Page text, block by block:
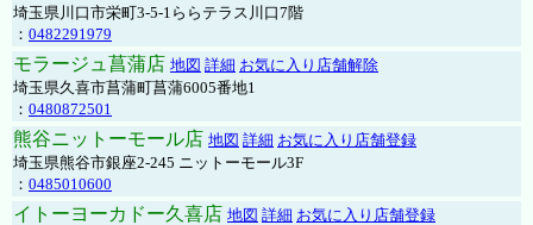
埼玉県川口市栄町3-5-1ららテラス川口7階
： 0482291979
モラージュ菖蒲店 地図 詳細 お気に入り店舗解除
埼玉県久喜市菖蒲町菖蒲6005番地1
： 0480872501
熊谷ニットーモール店 地図 詳細 お気に入り店舗登録
埼玉県熊谷市銀座2-245 ニットーモール3F
： 0485010600
イトーヨーカドー久喜店 地図 詳細 お気に入り店舗登録